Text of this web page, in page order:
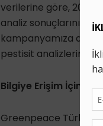
verilerine göre, 2024
analiz sonuçlarını
kampanyamıza
pestisit analizlerinin
Bilgiye Erişim İçin
Greenpeace Türkiye,